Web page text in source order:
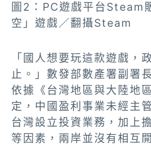
圖2：PC遊戲平台Steam
空」遊戲／翻攝Steam
「國人想要玩這款遊戲，
止。」數發部數產署副署
依據《台灣地區與大陸地
定，中國盈利事業未經主
台灣設立投資業務，加上
等因素，兩岸並沒有相互